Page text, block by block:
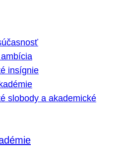
insígnie
slobody a akademické